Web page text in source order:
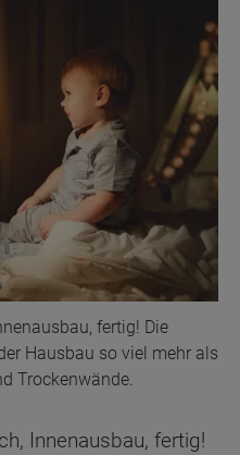
fertig! Die
Hausbau so viel mehr als
Trockenwände.
Innenausbau, fertig!